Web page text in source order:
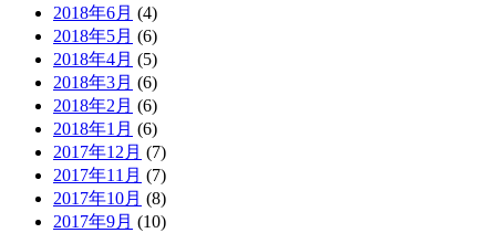
2018年6月 (4)
2018年5月 (6)
2018年4月 (5)
2018年3月 (6)
2018年2月 (6)
2018年1月 (6)
2017年12月 (7)
2017年11月 (7)
2017年10月 (8)
2017年9月 (10)